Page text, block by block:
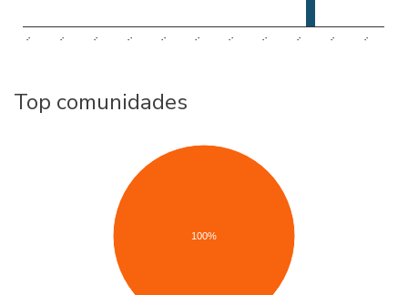
.. .. .. .. .. .. .. .. .. .. ..
Top comunidades
100%